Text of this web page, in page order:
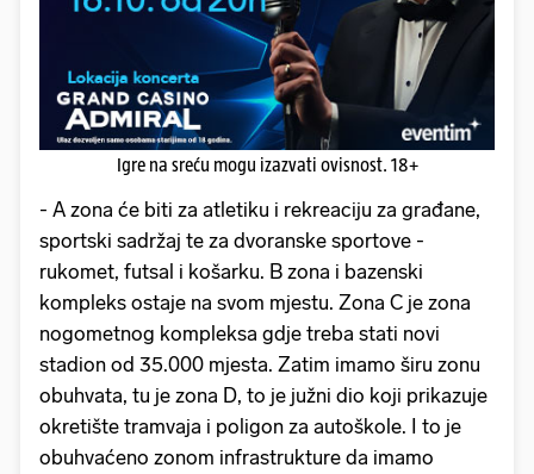
Igre na sreću mogu izazvati ovisnost. 18+
- A zona će biti za atletiku i rekreaciju za građane,
sportski sadržaj te za dvoranske sportove -
rukomet, futsal i košarku. B zona i bazenski
kompleks ostaje na svom mjestu. Zona C je zona
nogometnog kompleksa gdje treba stati novi
stadion od 35.000 mjesta. Zatim imamo širu zonu
obuhvata, tu je zona D, to je južni dio koji prikazuje
okretište tramvaja i poligon za autoškole. I to je
obuhvaćeno zonom infrastrukture da imamo